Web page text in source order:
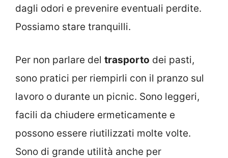
dagli odori e prevenire eventuali perdite.
Possiamo stare tranquilli.
Per non parlare del trasporto dei pasti,
sono pratici per riempirli con il pranzo sul
lavoro o durante un picnic. Sono leggeri,
facili da chiudere ermeticamente e
possono essere riutilizzati molte volte.
Sono di grande utilità anche per